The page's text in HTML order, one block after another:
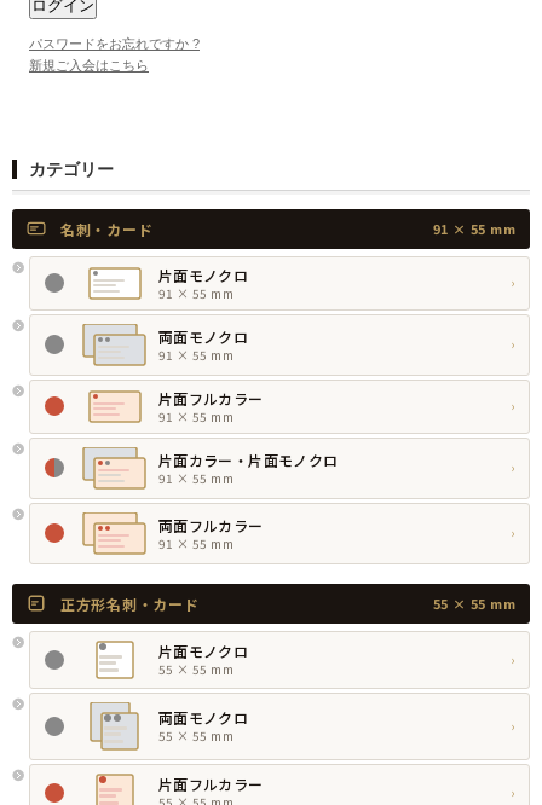
パスワードをお忘れですか ?
新規ご入会はこちら
カテゴリー
名刺・カード 91 × 55 mm
片面モノクロ
91 × 55 mm
›
両面モノクロ
91 × 55 mm
›
片面フルカラー
91 × 55 mm
›
片面カラー・片面モノクロ
91 × 55 mm
›
両面フルカラー
91 × 55 mm
›
正方形名刺・カード 55 × 55 mm
片面モノクロ
55 × 55 mm
›
両面モノクロ
55 × 55 mm
›
片面フルカラー ›